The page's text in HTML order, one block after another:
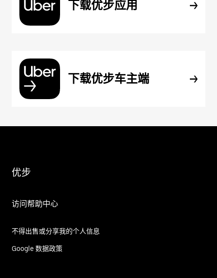
下载优步应用
下载优步车主端
优步
访问帮助中心
不得出售或分享我的个人信息
Google 数据政策